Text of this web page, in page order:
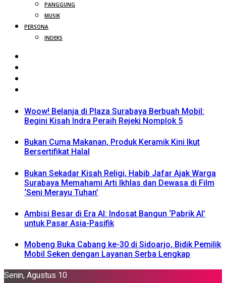
PANGGUNG
MUSIK
PERSONA
INDEKS
Woow! Belanja di Plaza Surabaya Berbuah Mobil:
Begini Kisah Indra Peraih Rejeki Nomplok 5
Bukan Cuma Makanan, Produk Keramik Kini Ikut
Bersertifikat Halal
Bukan Sekadar Kisah Religi, Habib Jafar Ajak Warga
Surabaya Memahami Arti Ikhlas dan Dewasa di Film
‘Seni Merayu Tuhan’
Ambisi Besar di Era AI: Indosat Bangun ‘Pabrik AI’
untuk Pasar Asia-Pasifik
Mobeng Buka Cabang ke-30 di Sidoarjo, Bidik Pemilik
Mobil Seken dengan Layanan Serba Lengkap
Senin, Agustus 10